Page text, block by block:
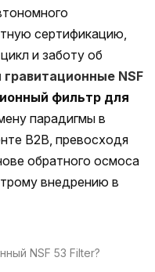
сертификацию,
и заботу об
NSF
фильтр для
парадигмы в
B2B, превосходя
обратного осмоса
внедрению в
NSF 53 Filter?